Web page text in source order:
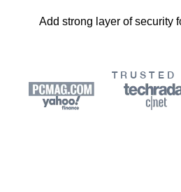
Add strong layer of security
TRUSTED